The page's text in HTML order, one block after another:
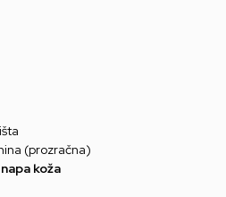
(prozračna)
koža